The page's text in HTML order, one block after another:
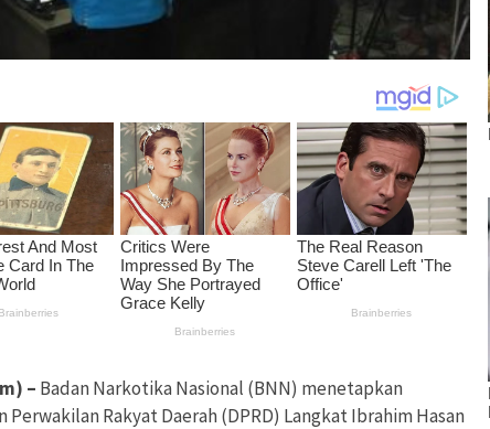
– Badan Narkotika Nasional (BNN) menetapkan
Perwakilan Rakyat Daerah (DPRD) Langkat Ibrahim Hasan